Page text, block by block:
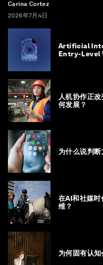
Carina Cortez
2026年7月4日
Artificial
Entry-Level
人机协作正
何发展？
为什么说判
在AI和社媒时
维？
为何固有认知